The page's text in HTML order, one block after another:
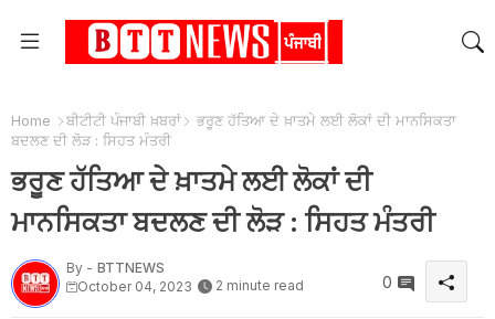
Home ਬੀਟੀਟੀ ਪੰਜਾਬੀ ਖ਼ਬਰਾਂ
ਭਰੂਣ ਹੱਤਿਆ ਦੇ ਖ਼ਾਤਮੇ ਲਈ ਲੋਕਾਂ ਦੀ ਮਾਨਸਿਕਤਾ
ਬਦਲਣ ਦੀ ਲੋੜ : ਸਿਹਤ ਮੰਤਰੀ
ਭਰੂਣ ਹੱਤਿਆ ਦੇ ਖ਼ਾਤਮੇ ਲਈ ਲੋਕਾਂ ਦੀ
ਮਾਨਸਿਕਤਾ ਬਦਲਣ ਦੀ ਲੋੜ : ਸਿਹਤ ਮੰਤਰੀ
By - BTTNEWS
October 04, 2023
2 minute read 0